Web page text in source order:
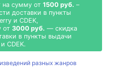
на сумму от 1500 руб. –
доставки в пункты
и CDEK,
от 3000 руб. — скидка
в пункты выдачи
CDEK.
разных жанров